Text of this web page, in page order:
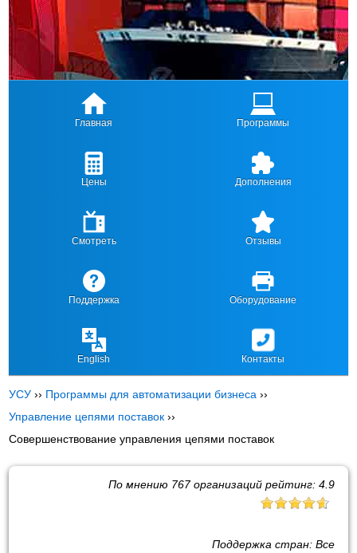
Главная Программы
Цены Дополнения
Смотреть Отзывы
Поддержка Оборудование
English Контакты
УСУ ›› Программы для автоматизации бизнеса ››
Управление цепями поставок ››
Совершенствование управления цепями поставок
По мнению 767организаций рейтинг: 4.9
Поддержка стран: Все